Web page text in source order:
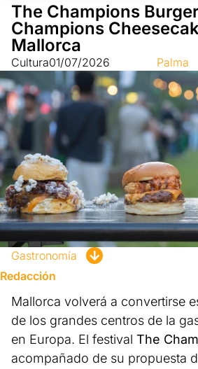
The Champions
Champions
Mallorca
Cultura01/07/2026 Palma
Gastronomía
Redacción
Mallorca volverá a convertirse
de los grandes centros de la
en Europa. El festival The
acompañado de su propuesta